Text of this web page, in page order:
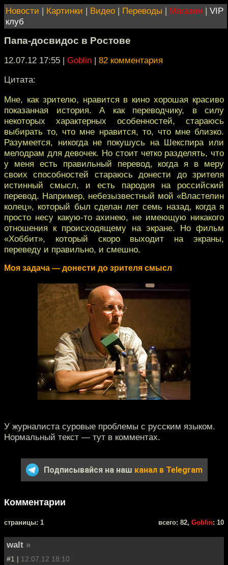
Новости | Картинки | Видео | Переводы | Магазин | VIP
клуб
Папа-досвидос в Ростове
12.07.12 17:55 | Goblin | 82 комментария
Цитата:
Мне, как зрителю, нравится в кино хорошая красиво
показанная история. А как переводчику, в силу
некоторых характерных особенностей, стараюсь
выбирать то, что мне нравится, то, что мне близко.
Разумеется, никогда не покушусь на Шекспира или
мелодрам для девочек. Но стоит четко разделять, что
у меня есть правильный перевод, когда я в меру
своих способностей стараюсь донести до зрителя
истинный смысл, и есть пародия на российский
перевод. Например, небезызвестный мой «Властелин
колец», который был сделан лет семь назад, когда я
просто несу какую-то ахинею, не имеющую никакого
отношения к происходящему на экране. Но фильм
«Хоббит», который скоро выходит на экраны,
переведу и правильно, и смешно.
Моя задача — донести до зрителя смысл
У журналиста суровые проблемы с русским языком.
Нормальный текст — тут в комментах.
Подписывайся на наш канал в Telegram
Комментарии
cтраницы: 1 всего: 82, Goblin: 10
walt »
#1 | 12.07.12 18:10